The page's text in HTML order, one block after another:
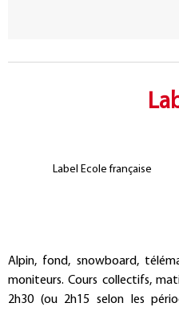
Label Ecole française
Alpin, fond, snowboard,
moniteurs. Cours collectifs,
2h30 (ou 2h15 selon les